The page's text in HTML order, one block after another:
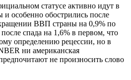
статусе активно идут в
особенно обострились после
ВВП страны на 0,9% по
спада на 1,6% в первом, что
определению рецессии, но в
ни американская
не произносить слово